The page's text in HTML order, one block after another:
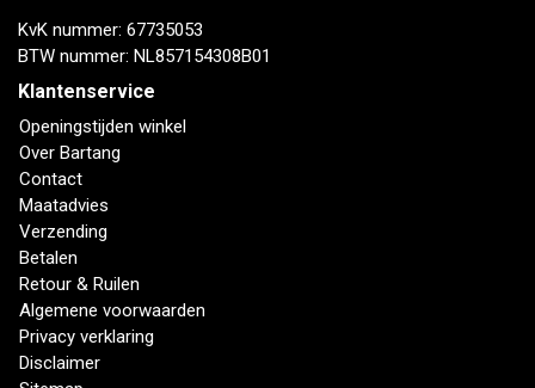
KvK nummer: 67735053
BTW nummer: NL857154308B01
Klantenservice
Openingstijden winkel
Over Bartang
Contact
Maatadvies
Verzending
Betalen
Retour & Ruilen
Algemene voorwaarden
Privacy verklaring
Disclaimer